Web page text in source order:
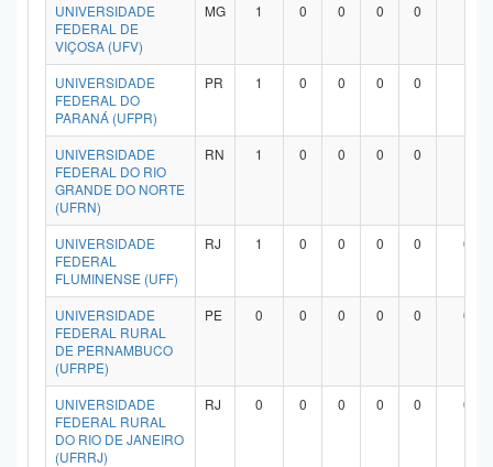
UNIVERSIDADE
FEDERAL DE
VIÇOSA (UFV)
MG 1 0 0 0 0
UNIVERSIDADE
FEDERAL DO
PARANÁ (UFPR)
PR 1 0 0 0 0
UNIVERSIDADE
FEDERAL DO RIO
GRANDE DO NORTE
(UFRN)
RN 1 0 0 0 0
UNIVERSIDADE
FEDERAL
FLUMINENSE (UFF)
RJ 1 0 0 0 0 0
UNIVERSIDADE
FEDERAL RURAL
DE PERNAMBUCO
(UFRPE)
PE 0 0 0 0 0 0
UNIVERSIDADE
FEDERAL RURAL
DO RIO DE JANEIRO
(UFRRJ)
RJ 0 0 0 0 0 0